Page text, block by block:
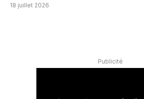
18 juillet 2026
Publicité